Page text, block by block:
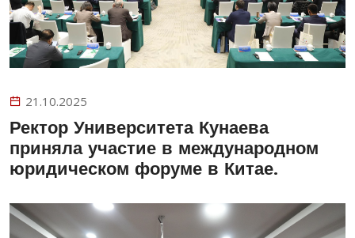
21.10.2025
Ректор Университета Кунаева
приняла участие в международном
юридическом форуме в Китае.